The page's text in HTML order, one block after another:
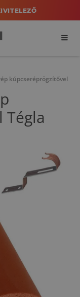
kúpcseréprögzítővel